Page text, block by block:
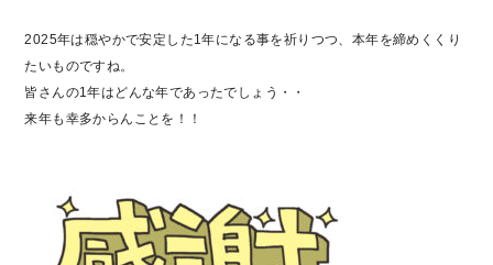
2025年は穏やかで安定した1年になる事を祈りつつ、本年を締めくくり
たいものですね。
皆さんの1年はどんな年であったでしょう・・
来年も幸多からんことを！！